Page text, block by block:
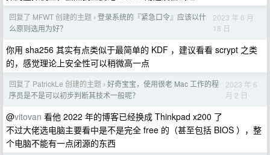
回复了 MFWT 创建的主题 › 登录系统的『紧急口令』应该以什
么原则选用为好？
2023 年 6 月
18 日
你用 sha256 其实有点类似于最简单的 KDF ，建议看看 scrypt 之类
的，感觉理论上安全性可以稍微高一点
回复了 PatrickLe 创建的主题 › 好奇宝宝，使用很老 Mac 工作的程
序员是不是可以初步判断其技术一般呢？
2023 年 6
月 2 日
@vitovan 看他 2022 年的博客已经换成 Thinkpad x200 了
不过大佬选电脑主要看中是不是完全 free 的（甚至包括 BIOS ），整
个电脑不能有一点闭源的东西